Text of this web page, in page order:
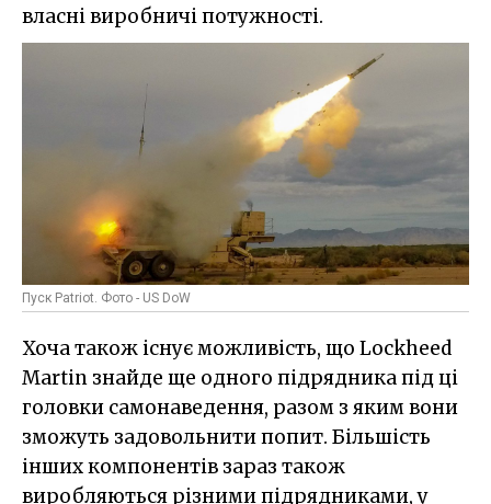
власні виробничі потужності.
Пуск Patriot. Фото - US DoW
Хоча також існує можливість, що Lockheed
Martin знайде ще одного підрядника під ці
головки самонаведення, разом з яким вони
зможуть задовольнити попит. Більшість
інших компонентів зараз також
виробляються різними підрядниками, у